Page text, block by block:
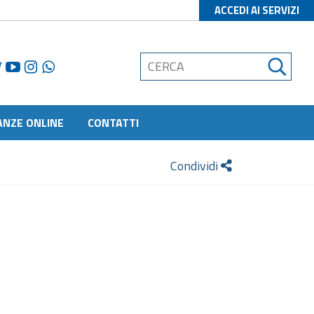
ACCEDI AI SERVIZI
ONLINE CONTATTI
Condividi